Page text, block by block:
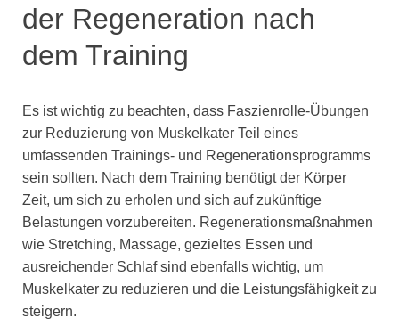
der Regeneration nach
dem Training
Es ist wichtig zu beachten, dass Faszienrolle-Übungen
zur Reduzierung von Muskelkater Teil eines
umfassenden Trainings- und Regenerationsprogramms
sein sollten. Nach dem Training benötigt der Körper
Zeit, um sich zu erholen und sich auf zukünftige
Belastungen vorzubereiten. Regenerationsmaßnahmen
wie Stretching, Massage, gezieltes Essen und
ausreichender Schlaf sind ebenfalls wichtig, um
Muskelkater zu reduzieren und die Leistungsfähigkeit zu
steigern.